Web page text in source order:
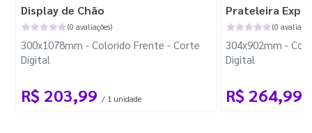
Display de Chão
(0 avaliações)
300x1078mm - Colorido Frente - Corte
Digital
R$ 203,99 / 1 unidade
Prateleira
(0
304x902mm -
Digital
R$ 264,99